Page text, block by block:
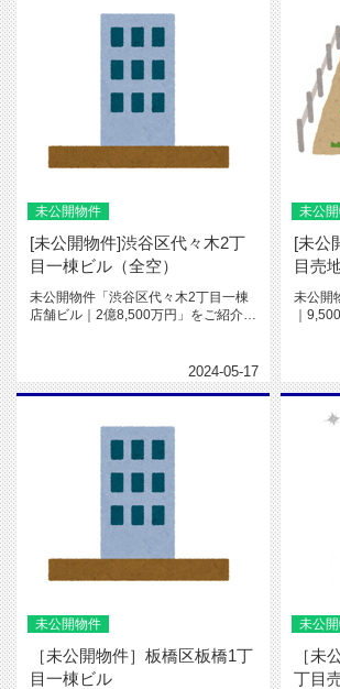
未公開物件
[未公開物件]渋谷区代々木2丁
目一棟ビル（全空）
未公開物件「渋谷区代々木2丁目一棟
店舗ビル｜2億8,500万円」をご紹介し
2024-05-17
未公
[未公
目売
未公開
｜
未公開物件
［未公開物件］板橋区板橋1丁
目一棟ビル
未公
［未
丁目